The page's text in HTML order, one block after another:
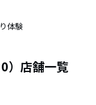
体験
）店舗一覧